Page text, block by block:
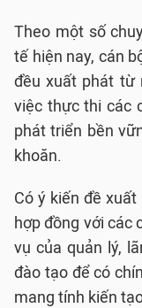
Theo một số
tế hiện nay, cán
đều xuất phát từ
việc thực thi các
phát triển bền
khoăn.
Có ý kiến đề
hợp đồng với các
vụ của quản lý,
đào tạo để có
mang tính kiến